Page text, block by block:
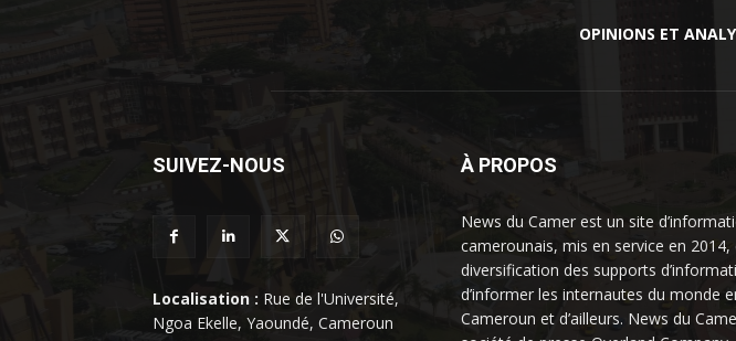
OPINIONS ET
SUIVEZ-NOUS
Localisation : Rue de l'Université,
Ngoa Ekelle, Yaoundé, Cameroun
À PROPOS
News du Camer est un site
camerounais, mis en service en
diversification des supports
d’informer les internautes du monde
Cameroun et d’ailleurs. News du